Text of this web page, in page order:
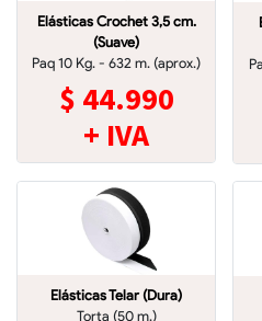
Elásticas Crochet 3,5 cm.
(Suave)
Paq 10 Kg. - 632 m. (aprox.)
$ 44.990
+ IVA
Elásticas Telar (Dura)
Torta (50 m.)